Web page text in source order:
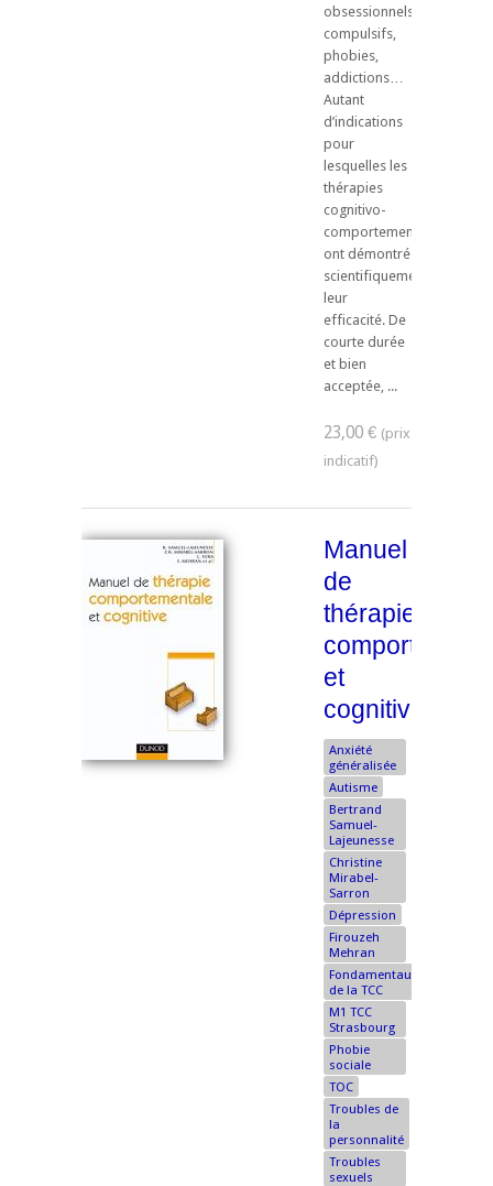
obsessionnels
compulsifs,
phobies,
addictions…
Autant
d’indications
pour
lesquelles les
thérapies
cognitivo-
comportementales
ont démontré
scientifiquement
leur
efficacité. De
courte durée
et bien
acceptée, ...
23,00 €
Manuel
de
thérapie
et
cognitive
Anxiété
généralisée
Autisme
Bertrand
Samuel-
Lajeunesse
Christine
Mirabel-
Sarron
Dépression
Firouzeh
Mehran
Fondamentaux
de la TCC
M1 TCC
Strasbourg
Phobie
sociale
TOC
Troubles de
la
personnalité
Troubles
sexuels